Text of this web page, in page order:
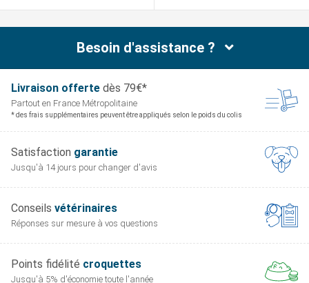
Besoin d'assistance ?
Livraison offerte dès 79€*
Partout en France Métropolitaine
* des frais supplémentaires peuvent être appliqués selon le poids du colis
Satisfaction garantie
Jusqu'à 14 jours pour changer d'avis
Conseils vétérinaires
Réponses sur mesure à vos questions
Points fidélité croquettes
Jusqu'à 5% d'économie toute l'année